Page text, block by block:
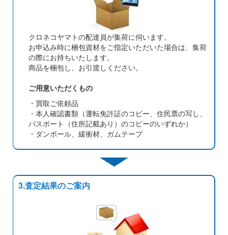
クロネコヤマトの配達員が集荷に伺います。
お申込み時に梱包資材をご指定いただいた場合は、集荷
の際にお持ちいたします。
商品を梱包し、お引渡しください。
ご用意いただくもの
・買取ご依頼品
・本人確認書類（運転免許証のコピー、住民票の写し、
パスポート（住所記載あり）のコピーのいずれか）
・ダンボール、緩衝材、ガムテープ
3.査定結果のご案内